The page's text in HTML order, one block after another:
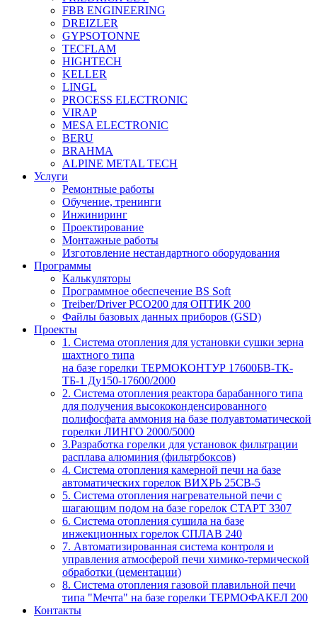
FBB ENGINEERING
DREIZLER
GYPSOTONNE
TECFLAM
HIGHTECH
KELLER
LINGL
PROCESS ELECTRONIC
VIRAP
MESA ELECTRONIC
BERU
BRAHMA
ALPINE METAL TECH
Услуги
Ремонтные работы
Обучение, тренинги
Инжиниринг
Проектирование
Монтажные работы
Изготовление нестандартного оборудования
Программы
Калькуляторы
Программное обеспечение BS Soft
Treiber/Driver PCO200 для ОПТИК 200
Файлы базовых данных приборов (GSD)
Проекты
1. Система отопления для установки сушки зерна
шахтного типа
на базе горелки ТЕРМОКОНТУР 17600БВ-ТК-
ТБ-1 Ду150-17600/2000
2. Система отопления реактора барабанного типа
для получения высококонденсированного
полифосфата аммония на базе полуавтоматической
горелки ЛИНГО 2000/5000
3.Разработка горелки для установок фильтрации
расплава алюминия (фильтрбоксов)
4. Система отопления камерной печи на базе
автоматических горелок ВИХРЬ 25СВ-5
5. Система отопления нагревательной печи с
шагающим подом на базе горелок СТАРТ 3307
6. Система отопления сушила на базе
инжекционных горелок СПЛАВ 240
7. Автоматизированная система контроля и
управления атмосферой печи химико-термической
обработки (цементации)
8. Система отопления газовой плавильной печи
типа "Мечта" на базе горелки ТЕРМОФАКЕЛ 200
Контакты